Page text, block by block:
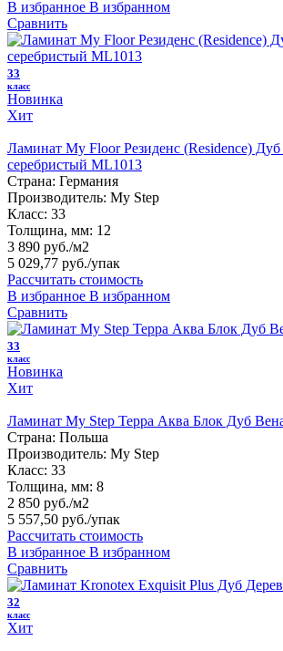
В избранное В избранном
Сравнить
33
класс
Новинка
Хит
Ламинат My Floor Резиденс (Residence)
серебристый ML1013
Страна: Германия
Производитель: My Step
Класс: 33
Толщина, мм: 12
3 890 руб./м2
5 029,77 руб./упак
Рассчитать стоимость
В избранное В избранном
Сравнить
33
класс
Новинка
Хит
Ламинат My Step Терра Аква Блок Дуб
Страна: Польша
Производитель: My Step
Класс: 33
Толщина, мм: 8
2 850 руб./м2
5 557,50 руб./упак
Рассчитать стоимость
В избранное В избранном
Сравнить
32
класс
Хит